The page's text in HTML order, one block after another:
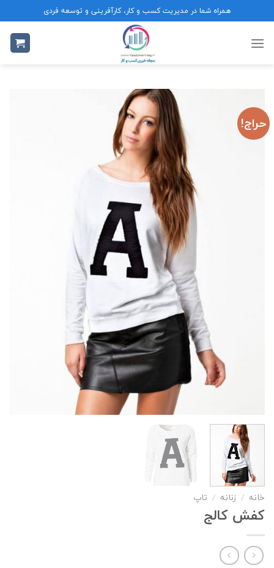
to
content
همراه شما در مدیریت کسب و کار، کارآفرینی و توسعه فردی
حراج!
خانه / زنانه / تاپ
کفش کالج